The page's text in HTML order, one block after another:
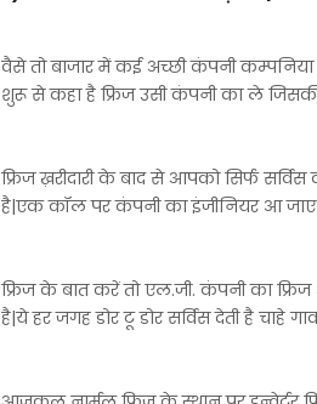
वैसे तो बाजार में कई अच्छी कंपनी
शुरू से कहा है फ्रिज उसी कंपनी का ले
फ्रिज ख़रीदारी के बाद से आपको सिर्फ
है|एक कॉल पर कंपनी का इंजीनियर आ जाए
फ्रिज के बात करें तो एल.जी. कंपनी का फ्रिज
है|ये हर जगह डोर टू डोर सर्विस देती है चाहे